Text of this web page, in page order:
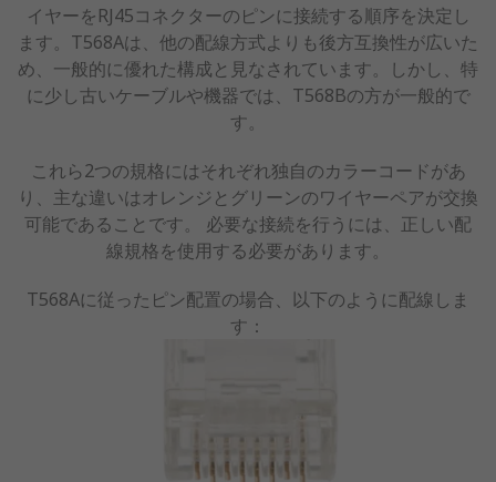
イヤーをRJ45コネクターのピンに接続する順序を決定し
ます。T568Aは、他の配線方式よりも後方互換性が広いた
め、一般的に優れた構成と見なされています。しかし、特
に少し古いケーブルや機器では、T568Bの方が一般的で
す。
これら2つの規格にはそれぞれ独自のカラーコードがあ
り、主な違いはオレンジとグリーンのワイヤーペアが交換
可能であることです。 必要な接続を行うには、正しい配
線規格を使用する必要があります。
T568Aに従ったピン配置の場合、以下のように配線しま
す：